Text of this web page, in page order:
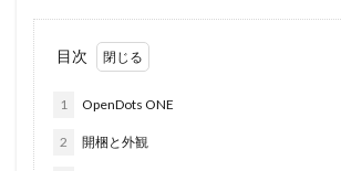
目次
1 OpenDots ONE
2 開梱と外観